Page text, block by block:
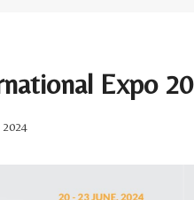
Expo
2024